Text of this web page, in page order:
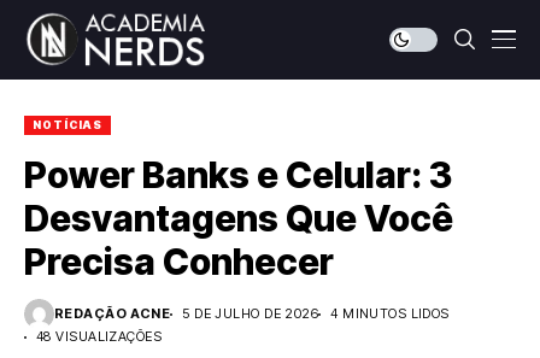
NOTÍCIAS
Power Banks e Celular: 3
Desvantagens Que Você
Precisa Conhecer
REDAÇÃO ACNE 5 DE JULHO DE 2026
4 MINUTOS LIDOS
48 VISUALIZAÇÕES